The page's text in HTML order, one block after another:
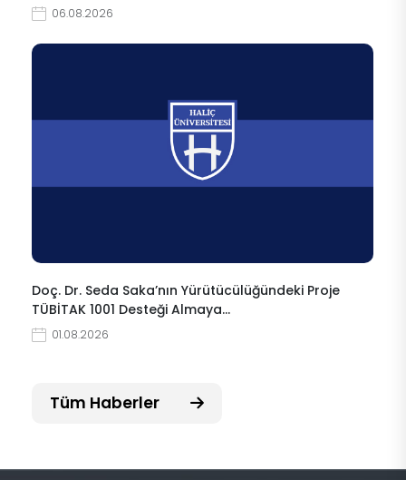
06.08.2026
Doç. Dr. Seda Saka’nın Yürütücülüğündeki Proje
TÜBİTAK 1001 Desteği Almaya…
01.08.2026
Tüm Haberler